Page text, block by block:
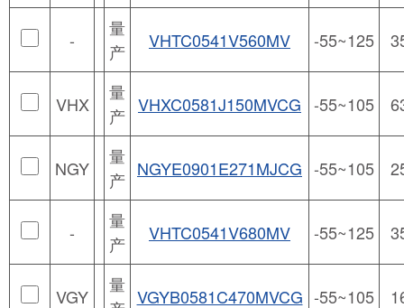
-
量
产
VHTC0541V560MV -55~125
VHX
量
产 VHXC0581J150MVCG -55~105
NGY
量
产 NGYE0901E271MJCG -55~105
-
量
产
VHTC0541V680MV -55~125
VGY
量
VGYB0581C470MVCG -55~105